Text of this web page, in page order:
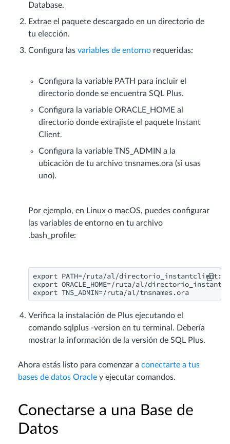
Database.
Extrae el paquete descargado en un directorio de
tu elección.
Configura las variables de entorno requeridas:
Configura la variable PATH para incluir el
directorio donde se encuentra SQL Plus.
Configura la variable ORACLE_HOME al
directorio donde extrajiste el paquete Instant
Client.
Configura la variable TNS_ADMIN a la
ubicación de tu archivo tnsnames.ora (si usas
uno).
Por ejemplo, en Linux o macOS, puedes configurar
las variables de entorno en tu archivo
.bash_profile:
export PATH=/ruta/al/
export ORACLE_HOME=/ruta/al/
export TNS_ADMIN=/ruta/al/tnsnames.ora
Verifica la instalación de Plus ejecutando el
comando sqlplus -version en tu terminal. Debería
mostrar la información de la versión de SQL Plus.
Ahora estás listo para comenzar a conectarte a tus
bases de datos Oracle y ejecutar comandos.
Conectarse a una Base de
Datos